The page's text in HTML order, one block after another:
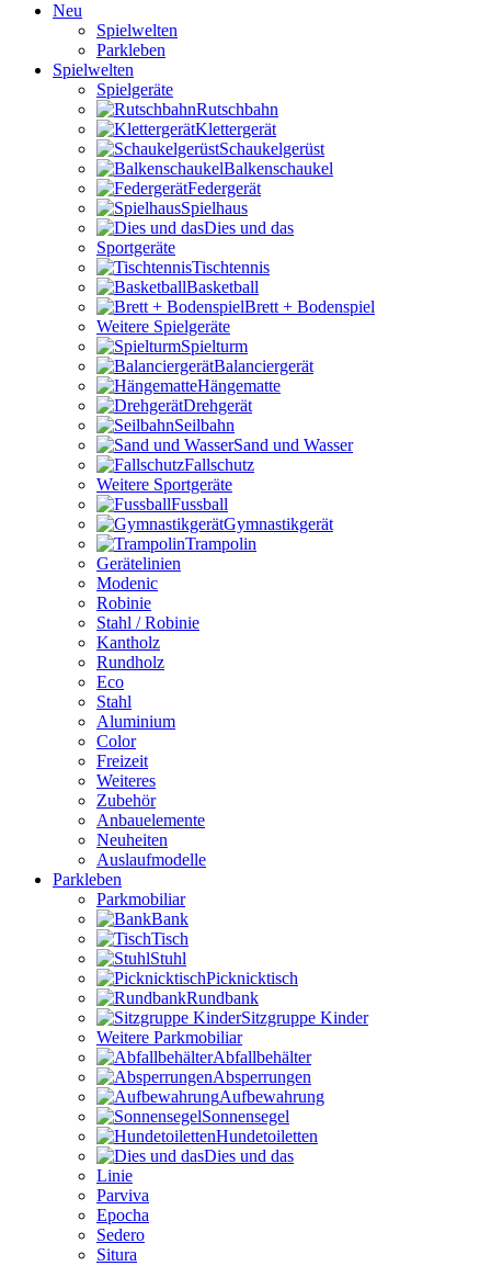
Neu
Spielwelten
Parkleben
Spielwelten
Spielgeräte
Rutschbahn
Klettergerät
Schaukelgerüst
Balkenschaukel
Federgerät
Spielhaus
Dies und das
Sportgeräte
Tischtennis
Basketball
Brett + Bodenspiel
Weitere Spielgeräte
Spielturm
Balanciergerät
Hängematte
Drehgerät
Seilbahn
Sand und Wasser
Fallschutz
Weitere Sportgeräte
Fussball
Gymnastikgerät
Trampolin
Gerätelinien
Modenic
Robinie
Stahl / Robinie
Kantholz
Rundholz
Eco
Stahl
Aluminium
Color
Freizeit
Weiteres
Zubehör
Anbauelemente
Neuheiten
Auslaufmodelle
Parkleben
Parkmobiliar
Bank
Tisch
Stuhl
Picknicktisch
Rundbank
Sitzgruppe Kinder
Weitere Parkmobiliar
Abfallbehälter
Absperrungen
Aufbewahrung
Sonnensegel
Hundetoiletten
Dies und das
Linie
Parviva
Epocha
Sedero
Situra